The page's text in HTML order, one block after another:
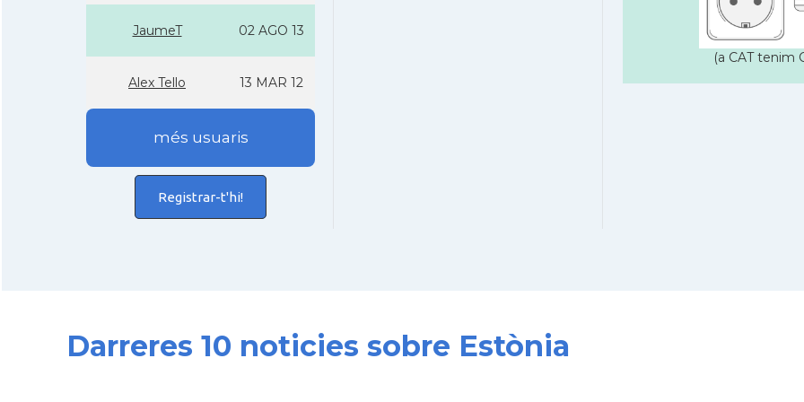
JaumeT 02 AGO 13
Alex Tello 13 MAR 12
més usuaris
Registrar-t'hi!
(a CAT tenim
Darreres 10 noticies sobre Estònia